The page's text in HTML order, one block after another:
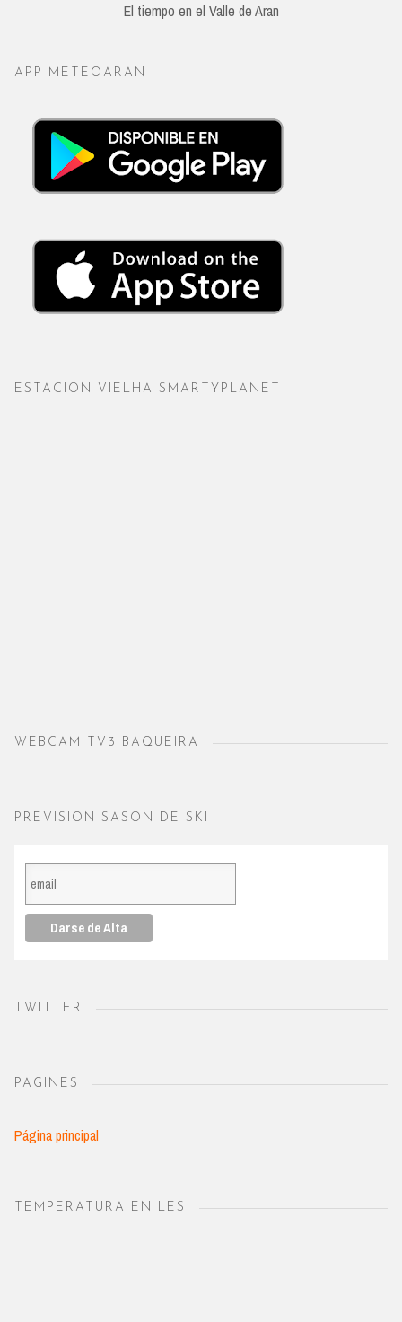
El tiempo en el Valle de Aran
APP METEOARAN
ESTACION VIELHA SMARTYPLANET
WEBCAM TV3 BAQUEIRA
PREVISION SASON DE SKI
TWITTER
PAGINES
Página principal
TEMPERATURA EN LES